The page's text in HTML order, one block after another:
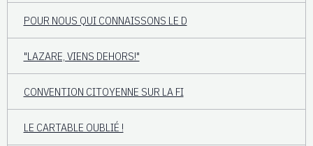
POUR NOUS QUI CONNAISSONS LE D
"LAZARE, VIENS DEHORS!"
CONVENTION CITOYENNE SUR LA FI
LE CARTABLE OUBLIÉ !